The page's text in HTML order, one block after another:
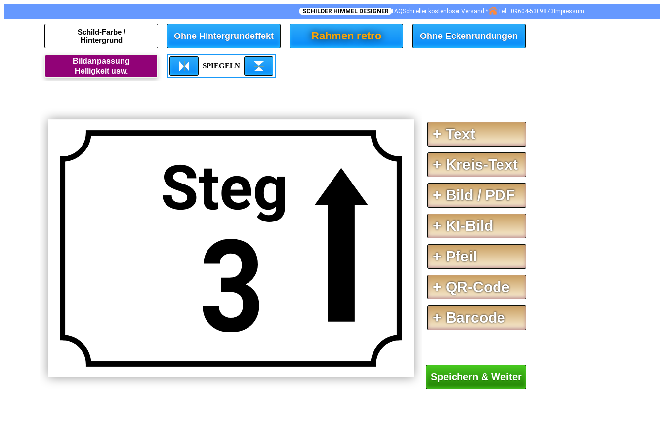
SCHILDER HIMMEL DESIGNER FAQSchneller kostenloser Versand * Tel.: 09604-5309873 Impressum
Schild-Farbe /
Hintergrund
Ohne Hintergrundeffekt Rahmen retro Ohne Eckenrundungen
Bildanpassung
Helligkeit usw.
SPIEGELN
3
Steg
+ Text
+ Kreis-Text
+ Bild / PDF
+ KI-Bild
+ Pfeil
+ QR-Code
+ Barcode
Speichern & Weiter